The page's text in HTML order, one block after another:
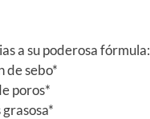
a su poderosa fórmula:
de sebo*
poros*